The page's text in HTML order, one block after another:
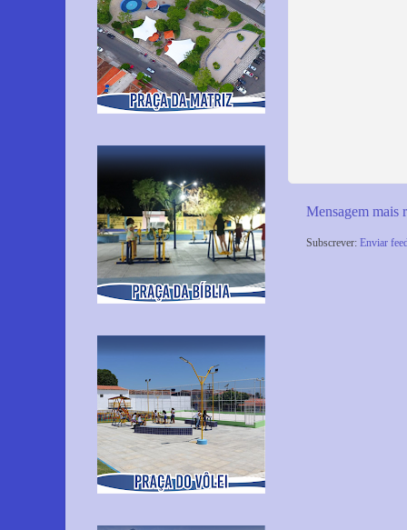
Mensagem mais
Subscrever: Enviar